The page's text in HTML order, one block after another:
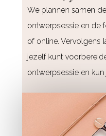
We plannen samen
ontwerpsessie en de
of online. Vervolgens
jezelf kunt
ontwerpsessie en kun